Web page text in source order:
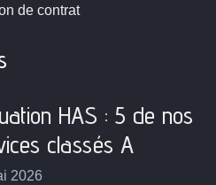
de contrat
HAS : 5 de nos
classés A
2026